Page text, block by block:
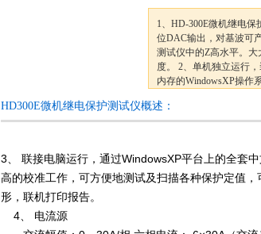
1、HD-300E微机继电
位DAC输出，对基波可
测试仪中的Z高水平。
度。 2、单机独立运行
内存的WindowsXP操作
对现场各种继电器，保护
HD300E微机继电保护测试仪概述：
3、 联接电脑运行，通过WindowsXP平台上的全套
高的校准工作，可方便地测试及扫描各种保护定值
形，联机打印报告。
4、 电流源